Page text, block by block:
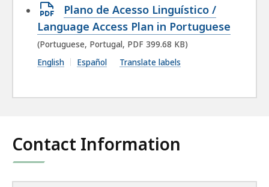
Open
PDF
file,
399.68
Plano de Acesso Linguístico /
Language Access Plan in Portuguese
(Portuguese, Portugal, PDF 399.68 KB)
English
Español Translate labels
Contact Information